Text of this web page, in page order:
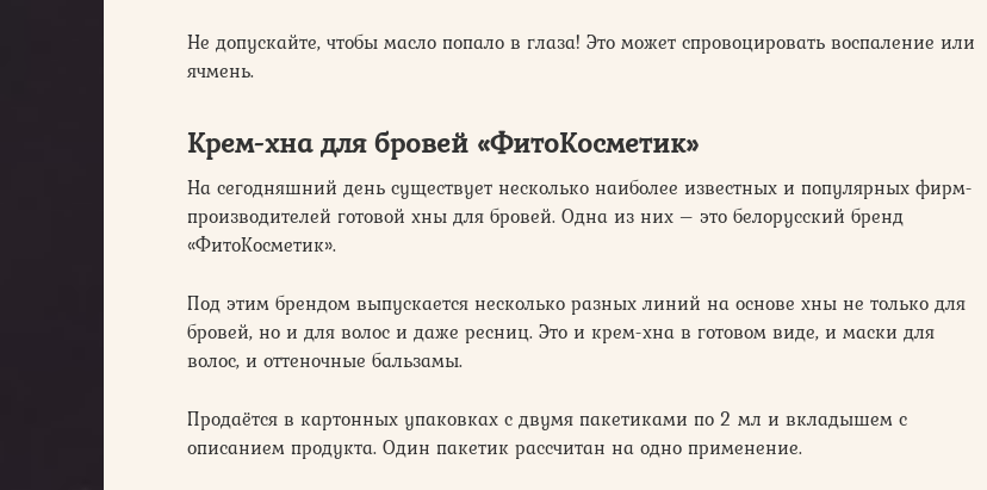
Не допускайте, чтобы масло попало в глаза! Это может спровоцировать воспаление или
ячмень.
Крем-хна для бровей «ФитоКосметик»
На сегодняшний день существует несколько наиболее известных и популярных фирм-
производителей готовой хны для бровей. Одна из них – это белорусский бренд
«ФитоКосметик».
Под этим брендом выпускается несколько разных линий на основе хны не только для
бровей, но и для волос и даже ресниц. Это и крем-хна в готовом виде, и маски для
волос, и оттеночные бальзамы.
Продаётся в картонных упаковках с двумя пакетиками по 2 мл и вкладышем с
описанием продукта. Один пакетик рассчитан на одно применение.